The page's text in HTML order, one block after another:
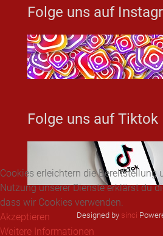
Folge uns auf
Folge uns auf Tiktok
Designed by sinci
Cookies erleichtern die Bereitstellung
Nutzung unserer Dienste erklärst du
dass wir Cookies verwenden.
Akzeptieren
Weitere Informationen